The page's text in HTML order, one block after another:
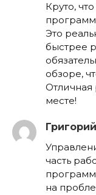
Круто,
Это
быстрее
обзоре,
Отличная
месте!
Григорий
часть
на